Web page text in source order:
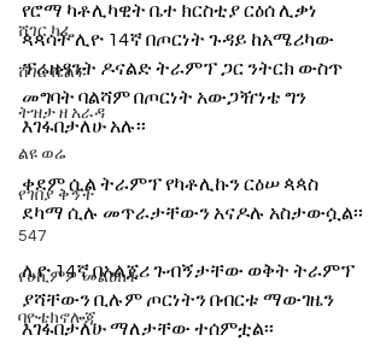
ሸገር ካፌ
ሸገር ሼልፍ
ትዝታ ዘ አራዳ
ልዩ ወሬ
የገበያ ቅኝት
547
የሀኪምዎ መልዕክት
ባዮቴክኖሎጂ
የሮማ ካቶሊካዊት ቤተ ክርስቲያ ርዕሰ ሊቃነ
ጳጳሳት ሊዮ 14ኛ በጦርነት ጉዳይ ከአሜሪካው
ፕሬዘዳንት ዶናልድ ትራምፕ ጋር ንትርክ ውስጥ
መግባት ባልሻም በጦርነት አውጋዥነቴ ግን
እገፋበታለሁ አሉ፡፡
ቀደም ሲል ትራምፕ የካቶሊኩን ርዕሠ ጳጳስ
ደካማ ሲሉ መጥራታቸውን አናዶሉ አስታውሷል፡፡
ሊዮ 14ኛ በአልጀሪ ጉብኝታቸው ወቅት ትራምፕ
ያሻቸውን ቢሉም ጦርነትን በብርቱ ማውገዜን
እገፋበታለሁ ማለታቸው ተሰምቷል፡፡